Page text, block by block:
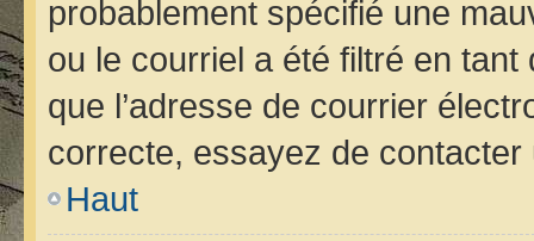
probablement spécifié une
ou le courriel a été filtré en
que l’adresse de courrier
correcte, essayez de contacter
Haut